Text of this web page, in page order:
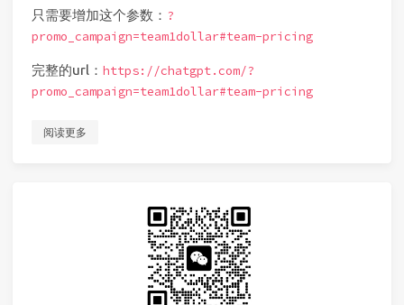
只需要增加这个参数： ?
promo_campaign=team1dollar#team-pricing
完整的url： https://chatgpt.com/?
promo_campaign=team1dollar#team-pricing
阅读更多